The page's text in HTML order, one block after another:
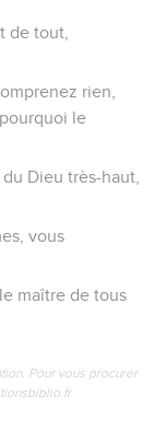
de tout,
rien,
le
Dieu très-haut,
vous
maître de tous
Pour vous procurer